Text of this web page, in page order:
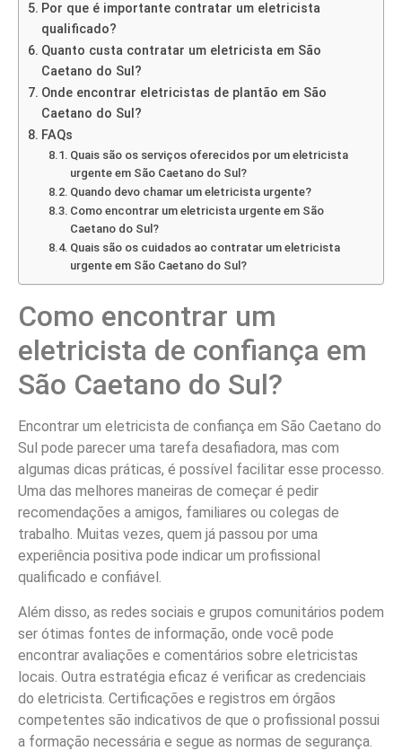
Por que é importante contratar um eletricista
qualificado?
Quanto custa contratar um eletricista em São
Caetano do Sul?
Onde encontrar eletricistas de plantão em São
Caetano do Sul?
FAQs
Quais são os serviços oferecidos por um eletricista
urgente em São Caetano do Sul?
Quando devo chamar um eletricista urgente?
Como encontrar um eletricista urgente em São
Caetano do Sul?
Quais são os cuidados ao contratar um eletricista
urgente em São Caetano do Sul?
Como encontrar um
eletricista de confiança em
São Caetano do Sul?
Encontrar um eletricista de confiança em São Caetano do
Sul pode parecer uma tarefa desafiadora, mas com
algumas dicas práticas, é possível facilitar esse processo.
Uma das melhores maneiras de começar é pedir
recomendações a amigos, familiares ou colegas de
trabalho. Muitas vezes, quem já passou por uma
experiência positiva pode indicar um profissional
qualificado e confiável.
Além disso, as redes sociais e grupos comunitários podem
ser ótimas fontes de informação, onde você pode
encontrar avaliações e comentários sobre eletricistas
locais. Outra estratégia eficaz é verificar as credenciais
do eletricista. Certificações e registros em órgãos
competentes são indicativos de que o profissional possui
a formação necessária e segue as normas de segurança.